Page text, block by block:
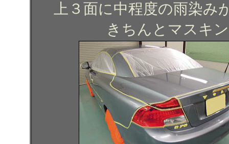
上３面に中程度の雨染
きちんとマスキ